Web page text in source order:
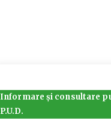
Informare și consultare
P.U.D.